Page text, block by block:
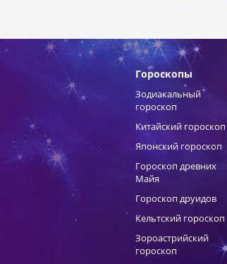
Гороскопы
Зодиакальный
гороскоп
Китайский гороскоп
Японский гороскоп
Гороскоп древних
Майя
Гороскоп друидов
Кельтский гороскоп
Зороастрийский
гороскоп